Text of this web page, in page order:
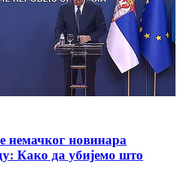
немачког новинара
Како да убијемо што